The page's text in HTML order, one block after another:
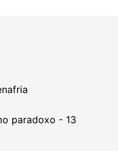
paradoxo - 13